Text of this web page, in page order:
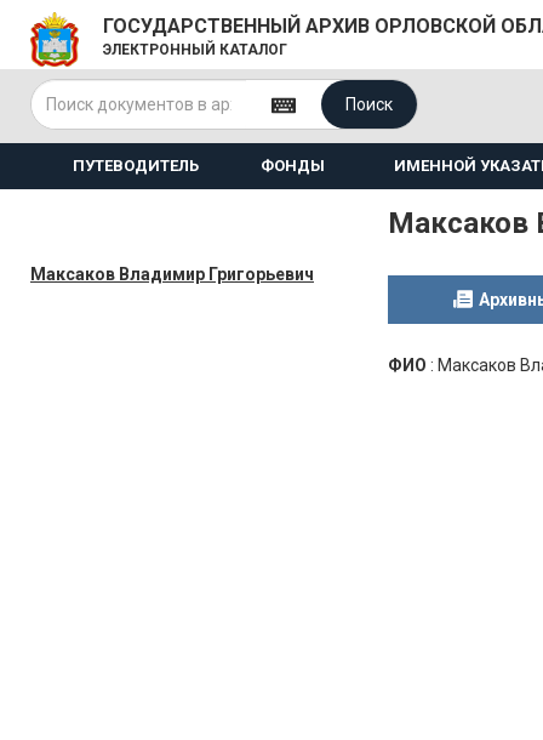
ГОСУДАРСТВЕННЫЙ АРХИВ ОРЛОВСКОЙ
ЭЛЕКТРОННЫЙ КАТАЛОГ
Поиск
ПУТЕВОДИТЕЛЬ ФОНДЫ ИМЕННОЙ
Максаков Владимир Григорьевич
Максаков
ФИО : Максаков